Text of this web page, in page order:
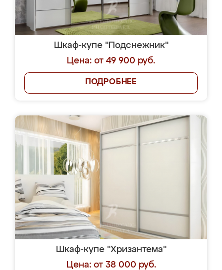
Шкаф-купе "Подснежник"
Цена: от 49 900 руб.
ПОДРОБНЕЕ
Шкаф-купе "Хризантема"
Цена: от 38 000 руб.